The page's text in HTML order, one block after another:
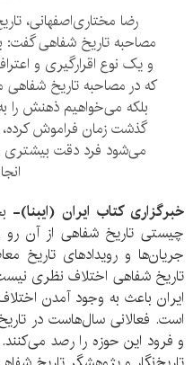
رضا مختاری‌اصفهانی،
مصاحبه تاریخ شفاهی گفت:
و یک نوع اقرارگیری و
که در مصاحبه تاریخ شفاهی
بلکه می‌خواهیم ذهنش را
گذشت زمان فراموش کرده،
می‌شود فرد دقت بیشتری
خبرگزاری کتاب ایران (ایبنا)-
چیستی تاریخ شفاهی از آن رو
جریان‌ها و رویدادهای تاریخ
تاریخ شفاهی اختلاف نظری نیست
ایران باعث به وجود آمدن
است. فعالانی سال‌هاست در
و فرود این حوزه را رصد